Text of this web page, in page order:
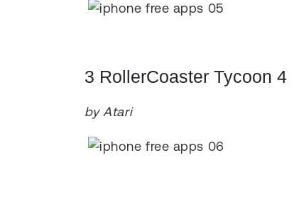
3 RollerCoaster Tycoon 4
by Atari